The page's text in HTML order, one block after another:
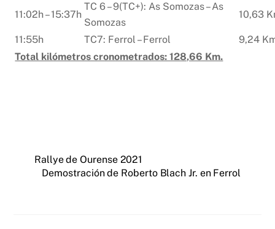
11:02h – 15:37h
TC 6 – 9(TC+): As Somozas – As
Somozas
10,63
11:55h TC7: Ferrol – Ferrol
9,24
Total kilómetros cronometrados: 128,66 Km.
Rallye de Ourense 2021
Demostración de Roberto Blach Jr. en Ferrol